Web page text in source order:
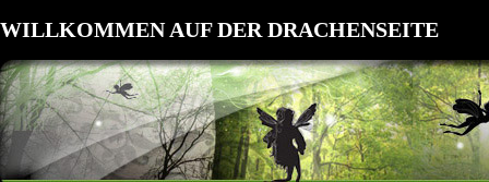
WILLKOMMEN AUF DER DRACHENSEITE